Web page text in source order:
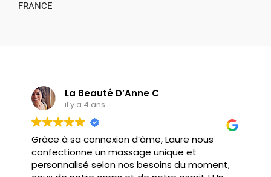
FRANCE
La Beauté D’Anne C
il y a 4 ans
Grâce à sa connexion d’âme, Laure nous
confectionne un massage unique et
personnalisé selon nos besoins du moment,